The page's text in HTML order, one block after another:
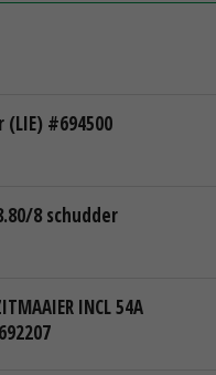
#694500
8 schudder
INCL 54A